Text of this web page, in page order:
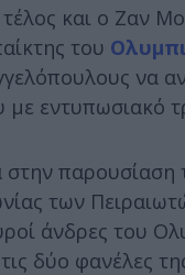
και ο Ζαν
του
να
με εντυπωσιακό
στην παρουσίαση
των
άνδρες του
δύο φανέλες